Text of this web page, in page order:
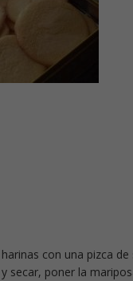
con una pizca de
secar, poner la